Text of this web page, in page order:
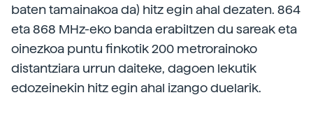
baten tamainakoa da) hitz egin ahal dezaten. 864
eta 868 MHz-eko banda erabiltzen du sareak eta
oinezkoa puntu finkotik 200 metrorainoko
distantziara urrun daiteke, dagoen lekutik
edozeinekin hitz egin ahal izango duelarik.